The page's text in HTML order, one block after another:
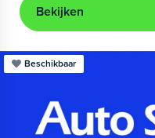
Bekijken
Beschikbaar